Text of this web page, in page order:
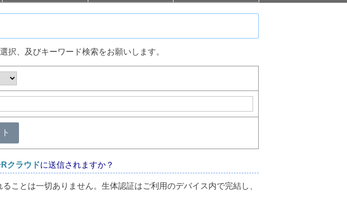
択、及びキーワード検索をお願いします。
クラウドに送信されますか？
ことは一切ありません。生体認証はご利用のデバイス内で完結し、